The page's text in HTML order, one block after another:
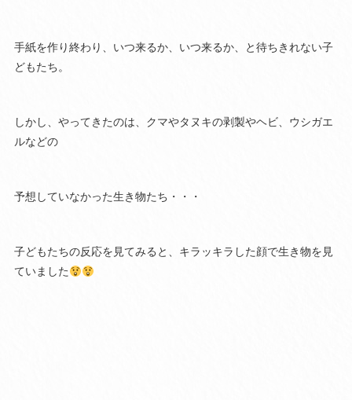
手紙を作り終わり、いつ来るか、いつ来るか、と待ちきれない子
どもたち。
しかし、やってきたのは、クマやタヌキの剥製やヘビ、ウシガエ
ルなどの
予想していなかった生き物たち・・・
子どもたちの反応を見てみると、キラッキラした顔で生き物を見
ていました